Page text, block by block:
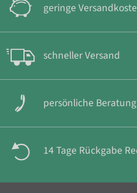
geringe
schneller Versand
persönliche
14 Tage Rückgabe